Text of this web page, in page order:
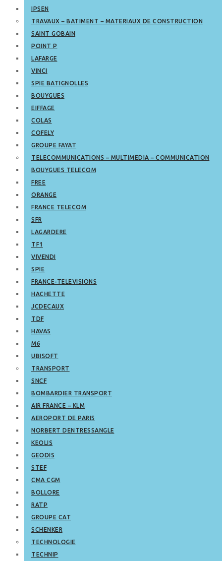
IPSEN
TRAVAUX – BATIMENT – MATERIAUX DE CONSTRUCTION
SAINT GOBAIN
POINT P
LAFARGE
VINCI
SPIE BATIGNOLLES
BOUYGUES
EIFFAGE
COLAS
COFELY
GROUPE FAYAT
TELECOMMUNICATIONS – MULTIMEDIA – COMMUNICATION
BOUYGUES TELECOM
FREE
ORANGE
FRANCE TELECOM
SFR
LAGARDERE
TF1
VIVENDI
SPIE
FRANCE-TELEVISIONS
HACHETTE
JCDECAUX
TDF
HAVAS
M6
UBISOFT
TRANSPORT
SNCF
BOMBARDIER TRANSPORT
AIR FRANCE – KLM
AEROPORT DE PARIS
NORBERT DENTRESSANGLE
KEOLIS
GEODIS
STEF
CMA CGM
BOLLORE
RATP
GROUPE CAT
SCHENKER
TECHNOLOGIE
TECHNIP